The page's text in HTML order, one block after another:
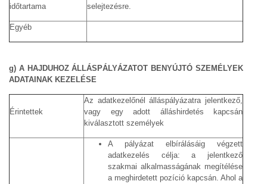
időtartama
selejtezésre.
Egyéb
g) A HAJDUHOZ ÁLLÁSPÁLYÁZATOT BENYÚJTÓ SZEMÉLYEK
ADATAINAK KEZELÉSE
Érintettek
Az adatkezelőnél álláspályázatra jelentkező,
vagy egy adott álláshirdetés kapcsán
kiválasztott személyek
A pályázat elbírálásáig végzett
adatkezelés célja: a jelentkező
szakmai alkalmasságának megítélése
a meghirdetett pozíció kapcsán. Ahol a